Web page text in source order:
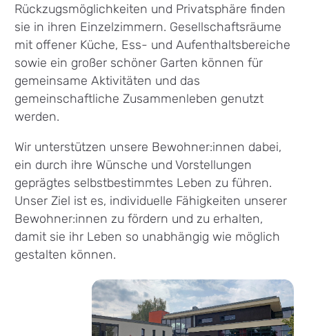
Rückzugsmöglichkeiten und Privatsphäre finden
sie in ihren Einzelzimmern. Gesellschaftsräume
mit offener Küche, Ess- und Aufenthaltsbereiche
sowie ein großer schöner Garten können für
gemeinsame Aktivitäten und das
gemeinschaftliche Zusammenleben genutzt
werden.
Wir unterstützen unsere Bewohner:innen dabei,
ein durch ihre Wünsche und Vorstellungen
geprägtes selbstbestimmtes Leben zu führen.
Unser Ziel ist es, individuelle Fähigkeiten unserer
Bewohner:innen zu fördern und zu erhalten,
damit sie ihr Leben so unabhängig wie möglich
gestalten können.